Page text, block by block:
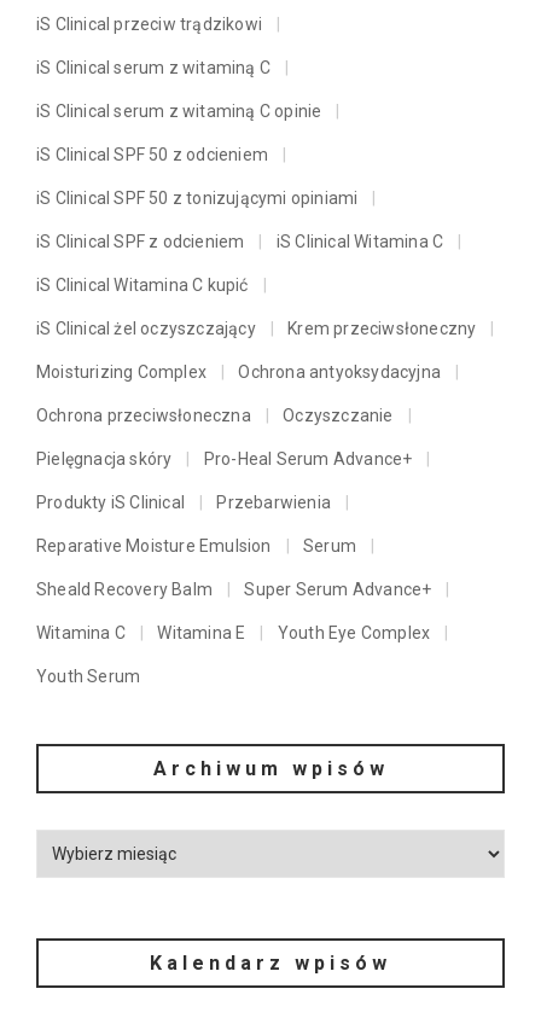
iS Clinical przeciw trądzikowi
iS Clinical serum z witaminą C
iS Clinical serum z witaminą C opinie
iS Clinical SPF 50 z odcieniem
iS Clinical SPF 50 z tonizującymi opiniami
iS Clinical SPF z odcieniem iS Clinical Witamina C
iS Clinical Witamina C kupić
iS Clinical żel oczyszczający Krem przeciwsłoneczny
Moisturizing Complex Ochrona antyoksydacyjna
Ochrona przeciwsłoneczna Oczyszczanie
Pielęgnacja skóry Pro-Heal Serum Advance+
Produkty iS Clinical Przebarwienia
Reparative Moisture Emulsion Serum
Sheald Recovery Balm Super Serum Advance+
Witamina C Witamina E Youth Eye Complex
Youth Serum
Archiwum wpisów
Kalendarz wpisów